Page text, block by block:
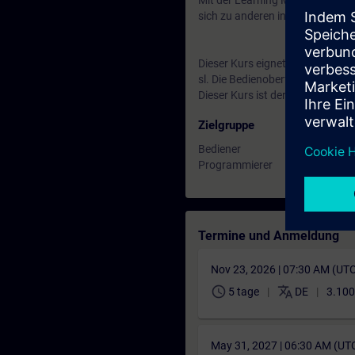
sich zu anderen interessanten
Dieser Kurs eignet sich für
sl. Die Bedienoberfläche ist
Dieser Kurs ist der Nachfolger
Zielgruppe
Bediener
Programmierer
Termine und Anmeldung
Nov 23, 2026 | 07:30 AM
schedule 5 tage translate DE
May 31, 2027 | 06:30 AM